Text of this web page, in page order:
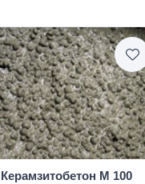
Керамзитобетон М 100